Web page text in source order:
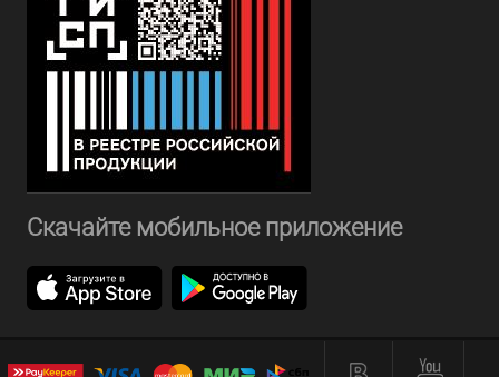
Скачайте мобильное приложение